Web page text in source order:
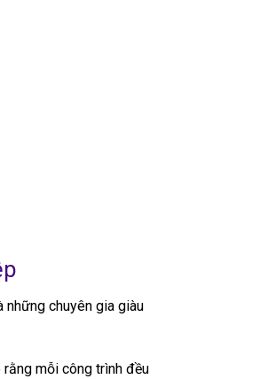
những chuyên gia giàu
mỗi công trình đều